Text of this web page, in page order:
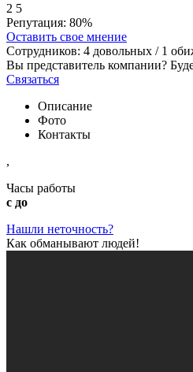
2 5
Репутация: 80%
Оставить свое мнение
Сотрудников: 4 довольных / 1
Вы представитель компании?
Связаться
Описание
Фото
Контакты
,
Часы работы
с до
Нашли неточность?
Как обманывают людей!